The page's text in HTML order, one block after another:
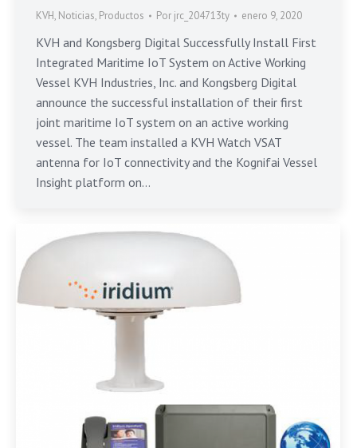
KVH, Noticias, Productos Por jrc_204713ty enero 9, 2020
KVH and Kongsberg Digital Successfully Install First
Integrated Maritime IoT System on Active Working
Vessel KVH Industries, Inc. and Kongsberg Digital
announce the successful installation of their first
joint maritime IoT system on an active working
vessel. The team installed a KVH Watch VSAT
antenna for IoT connectivity and the Kognifai Vessel
Insight platform on…